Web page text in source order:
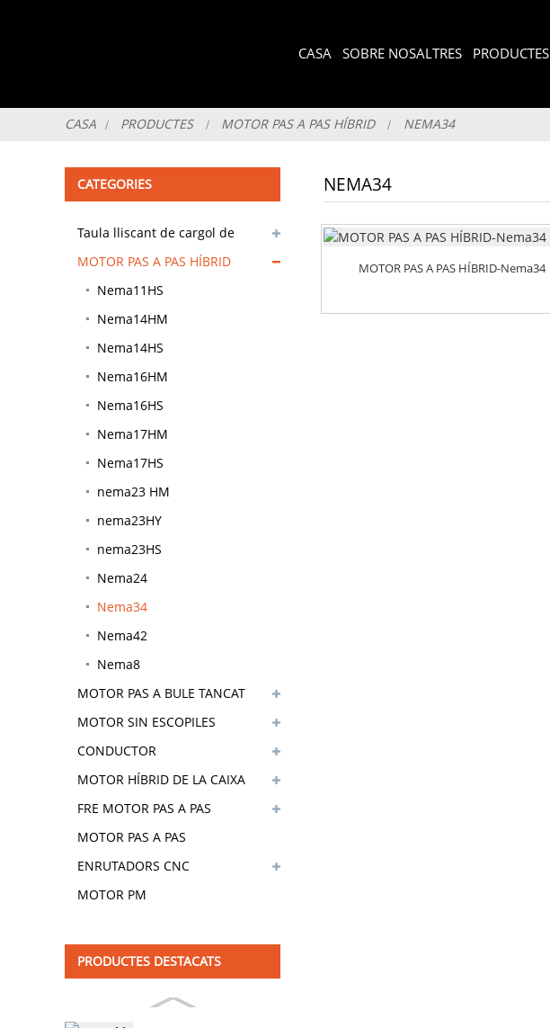
CASA SOBRE NOSALTRES PRODUCTES
CASA PRODUCTES MOTOR PAS A PAS HÍBRID NEMA34
CATEGORIES
Taula lliscant de cargol de
precisió
MOTOR PAS A PAS HÍBRID
Nema11HS
Nema14HM
Nema14HS
Nema16HM
Nema16HS
Nema17HM
Nema17HS
nema23 HM
nema23HY
nema23HS
Nema24
Nema34
Nema42
Nema8
MOTOR PAS A BULE TANCAT
MOTOR SIN ESCOPILES
CONDUCTOR
MOTOR HÍBRID DE LA CAIXA
DE CAMBIOS
FRE MOTOR PAS A PAS
HÍBRID
MOTOR PAS A PAS
ENRUTADORS CNC
MOTOR PM
PRODUCTES DESTACATS
NEMA34
MOTOR PAS A PAS HÍBRID-Nema34